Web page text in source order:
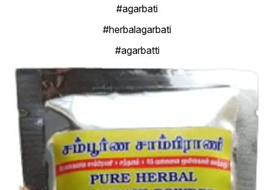
#agarbati
#herbalagarbati
#agarbatti